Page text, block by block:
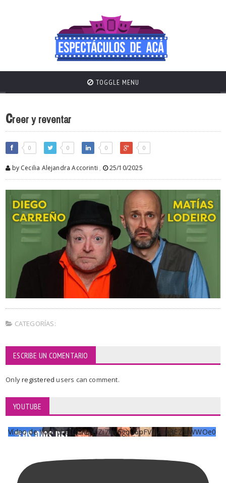
TOGGLE MENU
creer y reventar
0 0 0 0
by Cecilia Alejandra Accorinti , 25/10/2025
CATEGORÍAS:
ESCRIBE UN COMENTARIO
Onlyregisteredusers can comment.
YOUTUBE
Vídeo de YouTube UCKqYjiZi7lzy6gqU6pFVFiA_A3EZ9JWWOe0